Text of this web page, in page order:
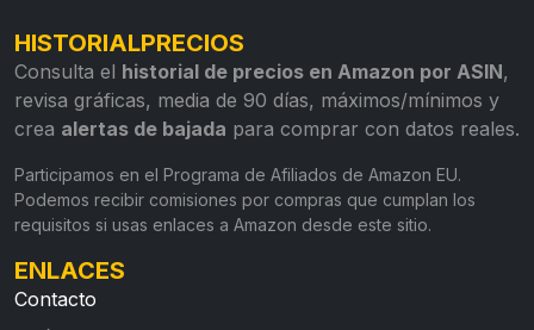
HISTORIALPRECIOS
Consulta el historial de precios en Amazon por ASIN,
revisa gráficas, media de 90 días, máximos/mínimos y
crea alertas de bajada para comprar con datos reales.
Participamos en el Programa de Afiliados de Amazon EU.
Podemos recibir comisiones por compras que cumplan los
requisitos si usas enlaces a Amazon desde este sitio.
ENLACES
Contacto